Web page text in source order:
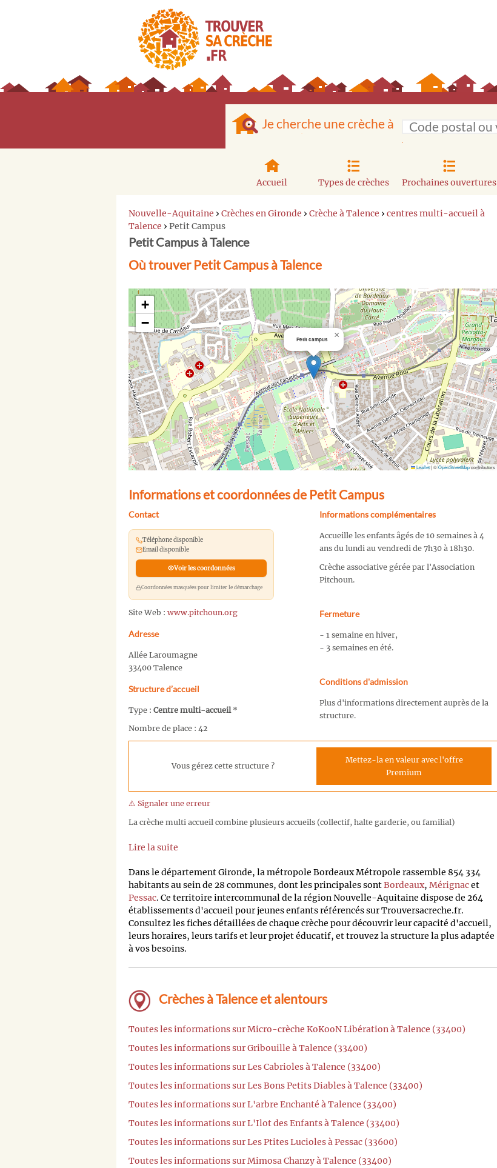
Je cherche une crèche à
Accueil Types de crèches Prochaines ouvertures
Nouvelle-Aquitaine › Crèches en Gironde › Crèche à Talence › centres multi-accueil à
Talence › Petit Campus
Petit Campus à Talence
Où trouver Petit Campus à Talence
Petit campus ×
+
−
Leaflet|©OpenStreetMapcontributors
Informations et coordonnées de Petit Campus
Contact
Téléphone disponible
Email disponible
Voir les coordonnées
Coordonnées masquées pour limiter le démarchage
Site Web : www.pitchoun.org
Adresse
Allée Laroumagne
33400 Talence
Structure d’accueil
Type : Centre multi-accueil *
Nombre de place : 42
Informations complémentaires
Accueille les enfants âgés de 10 semaines à 4
ans du lundi au vendredi de 7h30 à 18h30.
Crèche associative gérée par l'Association
Pitchoun.
Fermeture
- 1 semaine en hiver,
- 3 semaines en été.
Conditions d'admission
Plus d'informations directement auprès de la
structure.
Vous gérez cette structure ?
Mettez-la en valeur avec l'offre
Premium
⚠️ Signaler une erreur
La crèche multi accueil combine plusieurs accueils (collectif, halte garderie, ou familial)
Lire la suite
Dans le département Gironde, la métropole Bordeaux Métropole rassemble 854 334
habitants au sein de 28 communes, dont les principales sontBordeaux, Mérignacet
Pessac. Ce territoire intercommunal de la région Nouvelle-Aquitaine dispose de 264
établissements d'accueil pour jeunes enfants référencés sur Trouversacreche.fr.
Consultez les fiches détaillées de chaque crèche pour découvrir leur capacité d'accueil,
leurs horaires, leurs tarifs et leur projet éducatif, et trouvez la structure la plus adaptée
à vos besoins.
Crèches à Talence et alentours
Toutes les informations sur Micro-crèche KoKooN Libération à Talence (33400)
Toutes les informations sur Gribouille à Talence (33400)
Toutes les informations sur Les Cabrioles à Talence (33400)
Toutes les informations sur Les Bons Petits Diables à Talence (33400)
Toutes les informations sur L'arbre Enchanté à Talence (33400)
Toutes les informations sur L'Ilot des Enfants à Talence (33400)
Toutes les informations sur Les Ptites Lucioles à Pessac (33600)
Toutes les informations sur Mimosa Chanzy à Talence (33400)